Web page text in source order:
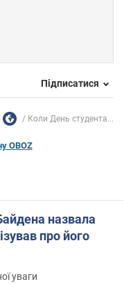
Підписатися
Коли День студента...
OBOZ
назвала
про його
уваги